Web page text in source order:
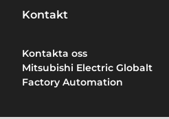
Kontakt
Kontakta oss
Mitsubishi Electric Globalt
Factory Automation